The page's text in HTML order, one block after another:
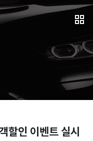
할인 이벤트 실시